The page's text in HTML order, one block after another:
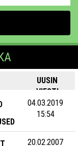
UUSIN
VIESTI
04.03.2019
15:54
20.02.2007